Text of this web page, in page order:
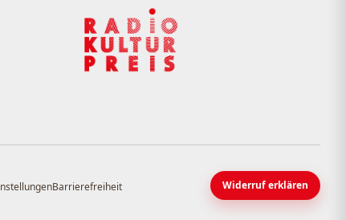
Barrierefreiheit Widerruf erklären